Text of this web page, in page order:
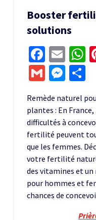
Booster
solutions
Gmail
Remède naturel
plantes : En
difficultés à
fertilité peuvent
que les femmes.
votre fertilité
des vitamines et un
pour hommes et
chances de